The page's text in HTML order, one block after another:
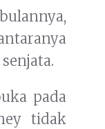
pada
tidak